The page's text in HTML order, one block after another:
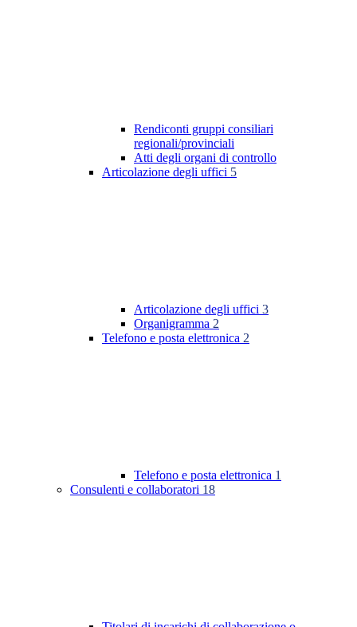
Rendiconti gruppi consiliari
regionali/provinciali
Atti degli organi di controllo
Articolazione degli uffici 5
Articolazione degli uffici 3
Organigramma 2
Telefono e posta elettronica 2
Telefono e posta elettronica 1
Consulenti e collaboratori 18